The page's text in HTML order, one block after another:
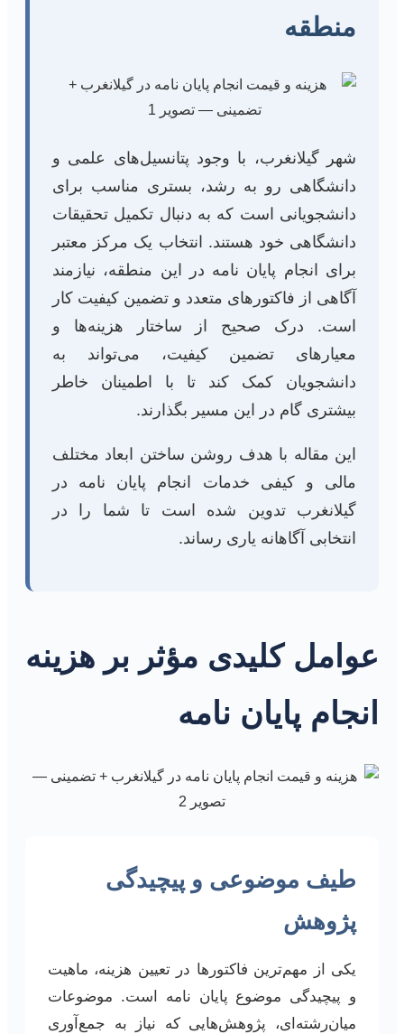
منطقه
شهر گیلانغرب، با وجود پتانسیل‌های علمی و
دانشگاهی رو به رشد، بستری مناسب برای
دانشجویانی است که به دنبال تکمیل تحقیقات
دانشگاهی خود هستند. انتخاب یک مرکز معتبر
برای انجام پایان نامه در این منطقه، نیازمند
آگاهی از فاکتورهای متعدد و تضمین کیفیت کار
است. درک صحیح از ساختار هزینه‌ها و
معیارهای تضمین کیفیت، می‌تواند به
دانشجویان کمک کند تا با اطمینان خاطر
بیشتری گام در این مسیر بگذارند.
این مقاله با هدف روشن ساختن ابعاد مختلف
مالی و کیفی خدمات انجام پایان نامه در
گیلانغرب تدوین شده است تا شما را در
انتخابی آگاهانه یاری رساند.
عوامل کلیدی مؤثر بر هزینه
انجام پایان نامه
طیف موضوعی و پیچیدگی
پژوهش
یکی از مهم‌ترین فاکتورها در تعیین هزینه، ماهیت
و پیچیدگی موضوع پایان نامه است. موضوعات
میان‌رشته‌ای، پژوهش‌هایی که نیاز به جمع‌آوری